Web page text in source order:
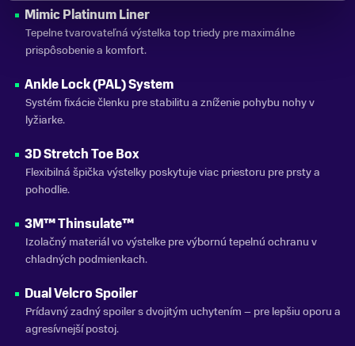
Mimic Platinum Liner
Tepelne tvarovateľná výstelka top triedy pre maximálne
prispôsobenie a komfort.
Ankle Lock (PAL) System
Systém fixácie členku pre stabilitu a zníženie pohybu nohy v
lyžiarke.
3D Stretch Toe Box
Flexibilná špička výstelky poskytuje viac priestoru pre prsty a
pohodlie.
3M™ Thinsulate™
Izolačný materiál vo výstelke pre výbornú tepelnú ochranu v
chladných podmienkach.
Dual Velcro Spoiler
Prídavný zadný spoiler s dvojitým uchytením – pre lepšiu oporu a
agresívnejší postoj.